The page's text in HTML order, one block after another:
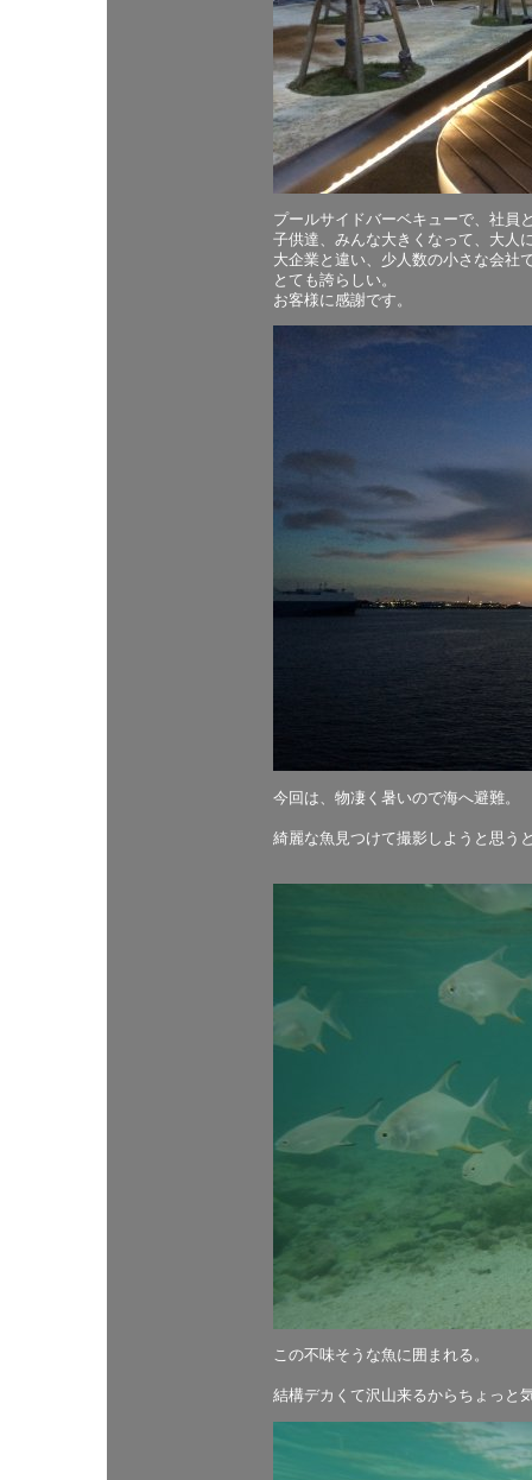
プールサイドバーベキューで、社員
子供達、みんな大きくなって、大人
大企業と違い、少人数の小さな会社
とても誇らしい。
お客様に感謝です。
今回は、物凄く暑いので海へ避難。
綺麗な魚見つけて撮影しようと思う
この不味そうな魚に囲まれる。
結構デカくて沢山来るからちょっと